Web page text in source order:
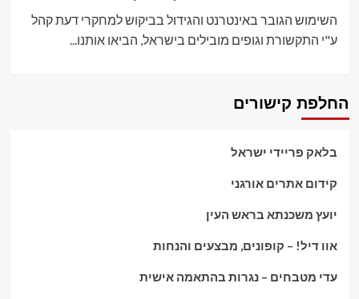
השימוש הגובר באינטרנט והגידול בביקוש למחקרי דעת קהל
ע"י התקשורת וגופים מובילים בישראל, הביאו אותנו...
החלפת קישורים
בלאק פריידי ישראל
קידום אתרים אורגני
יועץ משכנתא בראש העין
אוו דיל! – קופונים, מבצעים והנחות
עדי מטבחים – נגרות בהתאמה אישית